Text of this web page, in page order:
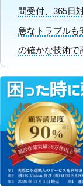
間受付、365日
急なトラブルも
の確かな技術で